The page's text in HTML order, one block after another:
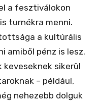
a fesztiválokon
turnékra menni.
a kultúrális
amiből pénz is lesz.
keveseknek sikerül
– például,
nehezebb dolguk